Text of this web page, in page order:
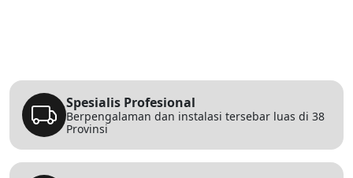
Spesialis Profesional
Berpengalaman dan instalasi tersebar luas di 38
Provinsi